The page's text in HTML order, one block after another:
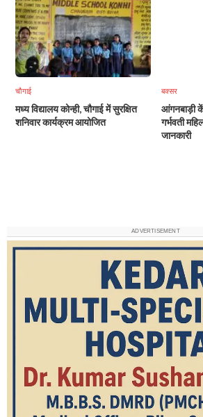
चौगाई
मध्य विद्यालय कोन्ही, चौगाई में सुरक्षित
शनिवार कार्यक्रम आयोजित
बक्सर
आंगनबाड़ी
गर्भवती
जानकारी
ADVERTISEMENT